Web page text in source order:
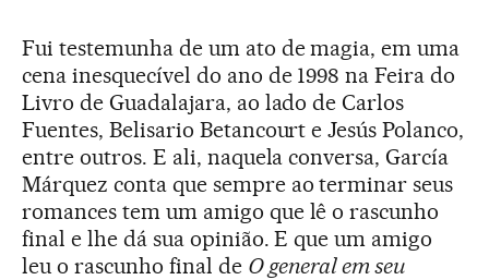
Fui testemunha de um ato de magia, em uma
cena inesquecível do ano de 1998 na Feira do
Livro de Guadalajara, ao lado de Carlos
Fuentes, Belisario Betancourt e Jesús Polanco,
entre outros. E ali, naquela conversa, García
Márquez conta que sempre ao terminar seus
romances tem um amigo que lê o rascunho
final e lhe dá sua opinião. E que um amigo
leu o rascunho final de O general em seu